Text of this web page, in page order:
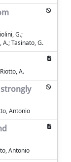
G.;
A.; Tasinato, G.
A.
Antonio
Antonio